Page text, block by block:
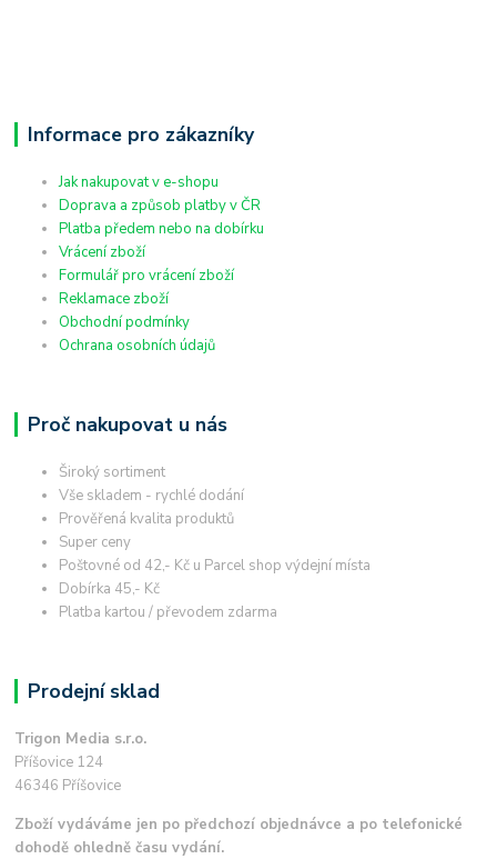
Informace pro zákazníky
Jak nakupovat v e-shopu
Doprava a způsob platby v ČR
Platba předem nebo na dobírku
Vrácení zboží
Formulář pro vrácení zboží
Reklamace zboží
Obchodní podmínky
Ochrana osobních údajů
Proč nakupovat u nás
Široký sortiment
Vše skladem - rychlé dodání
Prověřená kvalita produktů
Super ceny
Poštovné od 42,- Kč u Parcel shop výdejní místa
Dobírka 45,- Kč
Platba kartou / převodem zdarma
Prodejní sklad
Trigon Media s.r.o.
Příšovice 124
46346 Příšovice
Zboží vydáváme jen po předchozí objednávce a po telefonické
dohodě ohledně času vydání.